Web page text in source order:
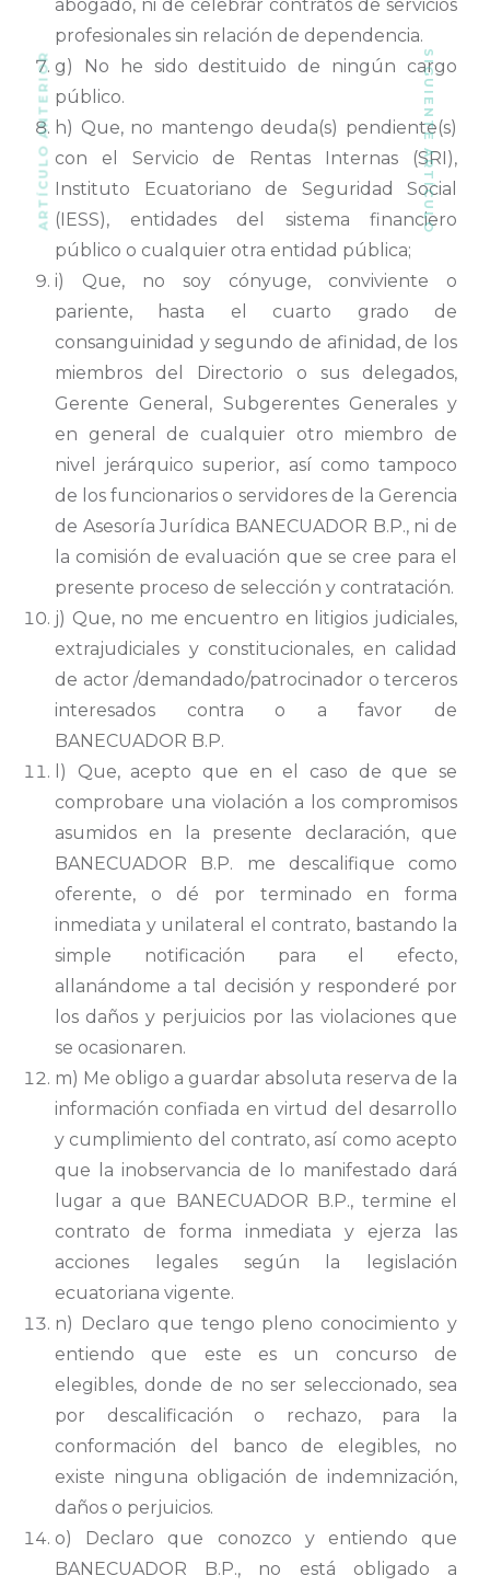
abogado, ni de celebrar contratos de servicios
profesionales sin relación de dependencia.
g) No he sido destituido de ningún cargo
público.
h) Que, no mantengo deuda(s) pendiente(s)
con el Servicio de Rentas Internas (SRI),
Instituto Ecuatoriano de Seguridad Social
(IESS), entidades del sistema financiero
público o cualquier otra entidad pública;
i) Que, no soy cónyuge, conviviente o
pariente, hasta el cuarto grado de
consanguinidad y segundo de afinidad, de los
miembros del Directorio o sus delegados,
Gerente General, Subgerentes Generales y
en general de cualquier otro miembro de
nivel jerárquico superior, así como tampoco
de los funcionarios o servidores de la Gerencia
de Asesoría Jurídica BANECUADOR B.P., ni de
la comisión de evaluación que se cree para el
presente proceso de selección y contratación.
j) Que, no me encuentro en litigios judiciales,
extrajudiciales y constitucionales, en calidad
de actor /demandado/patrocinador o terceros
interesados contra o a favor de
BANECUADOR B.P.
l) Que, acepto que en el caso de que se
comprobare una violación a los compromisos
asumidos en la presente declaración, que
BANECUADOR B.P. me descalifique como
oferente, o dé por terminado en forma
inmediata y unilateral el contrato, bastando la
simple notificación para el efecto,
allanándome a tal decisión y responderé por
los daños y perjuicios por las violaciones que
se ocasionaren.
m) Me obligo a guardar absoluta reserva de la
información confiada en virtud del desarrollo
y cumplimiento del contrato, así como acepto
que la inobservancia de lo manifestado dará
lugar a que BANECUADOR B.P., termine el
contrato de forma inmediata y ejerza las
acciones legales según la legislación
ecuatoriana vigente.
n) Declaro que tengo pleno conocimiento y
entiendo que este es un concurso de
elegibles, donde de no ser seleccionado, sea
por descalificación o rechazo, para la
conformación del banco de elegibles, no
existe ninguna obligación de indemnización,
daños o perjuicios.
o) Declaro que conozco y entiendo que
BANECUADOR B.P., no está obligado a
ARTÍCULO ANTERIOR SIGUIENTE ARTÍCULO